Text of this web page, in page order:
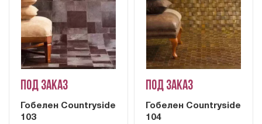
Под заказ
Гобелен Сountryside
103
Под заказ
Гобелен Сountryside
104